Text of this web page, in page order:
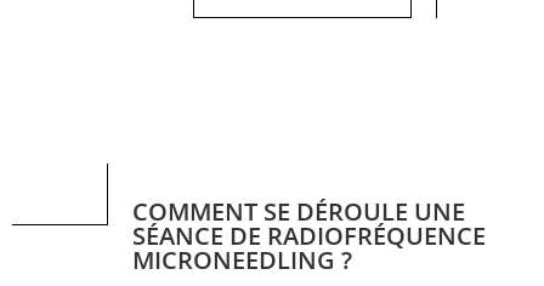
COMMENT SE DÉROULE UNE
SÉANCE DE RADIOFRÉQUENCE
MICRONEEDLING ?